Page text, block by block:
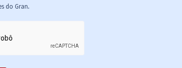
do Gran.